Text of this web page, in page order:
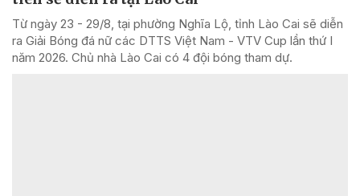
Từ ngày 23 - 29/8, tại phường Nghĩa Lộ, tỉnh Lào Cai sẽ diễn
ra Giải Bóng đá nữ các DTTS Việt Nam - VTV Cup lần thứ I
năm 2026. Chủ nhà Lào Cai có 4 đội bóng tham dự.